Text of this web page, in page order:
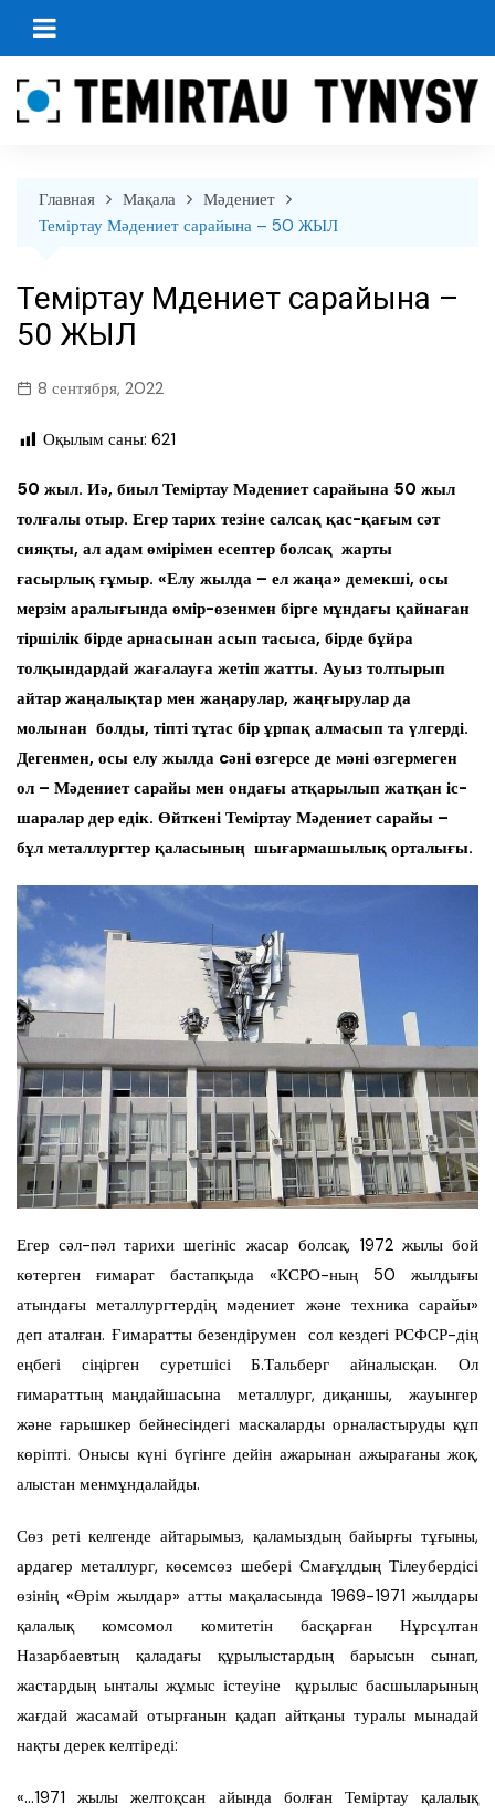
перейти
Главная Мақала
Мәдениет
Теміртау Мәдениет сарайына – 50 ЖЫЛ
Теміртау Мәдениет сарайына –
50 ЖЫЛ
8 сентября, 2022
Оқылым саны: 621
50 жыл. Иә, биыл Теміртау Мәдениет сарайына 50 жыл
толғалы отыр. Егер тарих тезіне салсақ қас-қағым сәт
сияқты, ал адам өмірімен есептер болсақ жарты
ғасырлық ғұмыр. «Елу жылда – ел жаңа» демекші, осы
мерзім аралығында өмір-өзенмен бірге мұндағы қайнаған
тіршілік бірде арнасынан асып тасыса, бірде бұйра
толқындардай жағалауға жетіп жатты. Ауыз толтырып
айтар жаңалықтар мен жаңарулар, жаңғырулар да
молынан болды, тіпті тұтас бір ұрпақ алмасып та үлгерді.
Дегенмен, осы елу жылда cәні өзгерсе де мәні өзгермеген
ол – Мәдениет сарайы мен ондағы атқарылып жатқан іс-
шаралар дер едік. Өйткені Теміртау Мәдениет сарайы –
бұл металлургтер қаласының шығармашылық орталығы.
Егер сәл-пәл тарихи шегініс жасар болсақ, 1972 жылы бой
көтерген ғимарат бастапқыда «КСРО-ның 50 жылдығы
атындағы металлургтердің мәдениет және техника сарайы»
деп аталған. Ғимаратты безендірумен сол кездегі РСФСР-дің
еңбегі сіңірген суретшісі Б.Тальберг айналысқан. Ол
ғимараттың маңдайшасына металлург, диқаншы, жауынгер
және ғарышкер бейнесіндегі маскаларды орналастыруды құп
көріпті. Онысы күні бүгінге дейін ажарынан ажырағаны жоқ,
алыстан менмұндалайды.
Сөз реті келгенде айтарымыз, қаламыздың байырғы тұғыны,
ардагер металлург, көсемсөз шебері Смағұлдың Тілеубердісі
өзінің «Өрім жылдар» атты мақаласында 1969-1971 жылдары
қалалық комсомол комитетін басқарған Нұрсұлтан
Назарбаевтың қаладағы құрылыстардың барысын сынап,
жастардың ынталы жұмыс істеуіне құрылыс басшыларының
жағдай жасамай отырғанын қадап айтқаны туралы мынадай
нақты дерек келтіреді:
«…1971 жылы желтоқсан айында болған Теміртау қалалық